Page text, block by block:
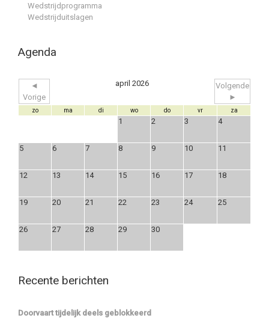
Wedstrijdprogramma
Wedstrijduitslagen
Agenda
◄
Vorige
april 2026
Volgende
►
zo ma di wo do vr za
1 2 3 4
5 6 7 8 9 10 11
12 13 14 15 16 17 18
19 20 21 22 23 24 25
26 27 28 29 30
Recente berichten
Doorvaart tijdelijk deels geblokkeerd